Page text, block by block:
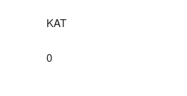
KAT
0